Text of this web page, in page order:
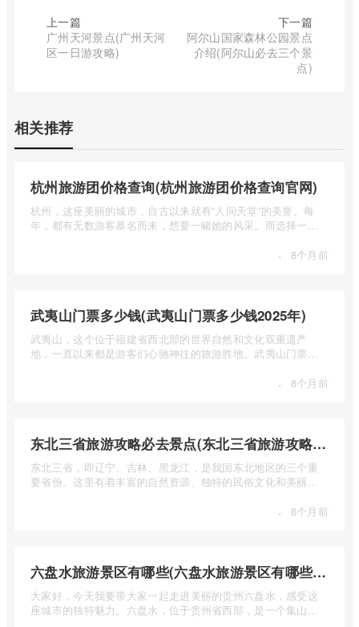
上一篇
广州天河景点(广州天河
区一日游攻略)
下一篇
阿尔山国家森林公园景点
介绍(阿尔山必去三个景
点)
相关推荐
杭州旅游团价格查询(杭州旅游团价格查询官网)
杭州，这座美丽的城市，自古以来就有“人间天堂”的美誉。每
年，都有无数游客慕名而来，想要一睹她的风采。而选择一个
· 8个月前
武夷山门票多少钱(武夷山门票多少钱2025年)
武夷山，这个位于福建省西北部的世界自然和文化双重遗产
地，一直以来都是游客们心驰神往的旅游胜地。武夷山门票多
· 8个月前
东北三省旅游攻略必去景点(东北三省旅游攻略必去景点视频介绍)
东北三省，即辽宁、吉林、黑龙江，是我国东北地区的三个重
要省份。这里有着丰富的自然资源、独特的民俗文化和美丽的
· 8个月前
六盘水旅游景区有哪些(六盘水旅游景区有哪些景点值得去)
大家好，今天我要带大家一起走进美丽的贵州六盘水，感受这
座城市的独特魅力。六盘水，位于贵州省西部，是一个集山水